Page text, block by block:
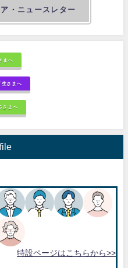
・ニュースレター
まへ
生さまへ
さまへ
特設ページはこちらから>>